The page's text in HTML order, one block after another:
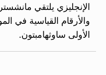
إدارة
التنبيهات
انضم
الإنجليزي يلتقي
والأرقام القياسية في
الأولى ساوثهامبتون.